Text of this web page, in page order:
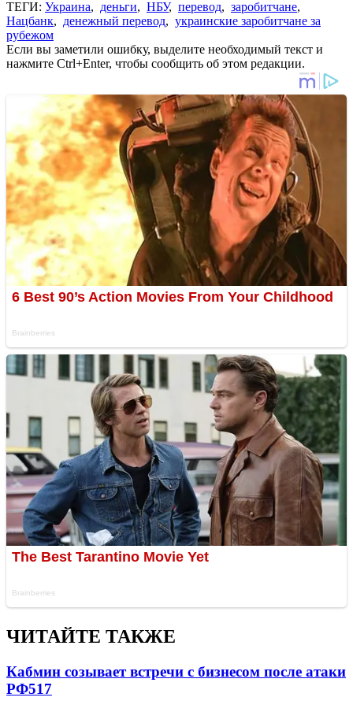
ТЕГИ: Украина, деньги, НБУ, перевод, заробитчане,
Нацбанк, денежный перевод, украинские заробитчане за
рубежом
Если вы заметили ошибку, выделите необходимый текст и
нажмите Ctrl+Enter, чтобы сообщить об этом редакции.
ЧИТАЙТЕ ТАКЖЕ
Кабмин созывает встречи с бизнесом после атаки
РФ517